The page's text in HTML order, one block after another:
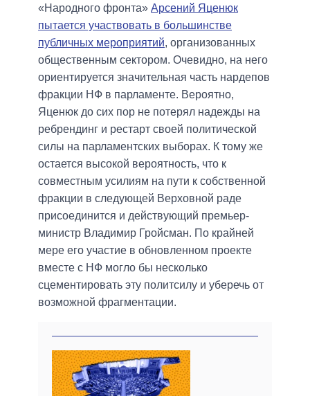
«Народного фронта» Арсений Яценюк
пытается участвовать в большинстве
публичных мероприятий, организованных
общественным сектором. Очевидно, на него
ориентируется значительная часть нардепов
фракции НФ в парламенте. Вероятно,
Яценюк до сих пор не потерял надежды на
ребрендинг и рестарт своей политической
силы на парламентских выборах. К тому же
остается высокой вероятность, что к
совместным усилиям на пути к собственной
фракции в следующей Верховной раде
присоединится и действующий премьер-
министр Владимир Гройсман. По крайней
мере его участие в обновленном проекте
вместе с НФ могло бы несколько
сцементировать эту политсилу и уберечь от
возможной фрагментации.